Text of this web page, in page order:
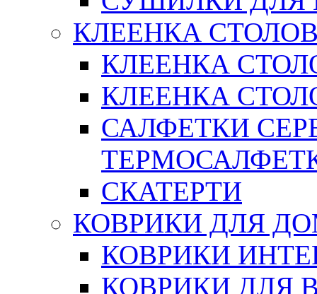
КЛЕЕНКА
КЛЕЕНКА
КЛЕЕНКА
САЛФЕТКИ
СКАТЕРТИ
КОВРИКИ ДЛЯ
КОВРИКИ
КОВРИКИ ДЛЯ